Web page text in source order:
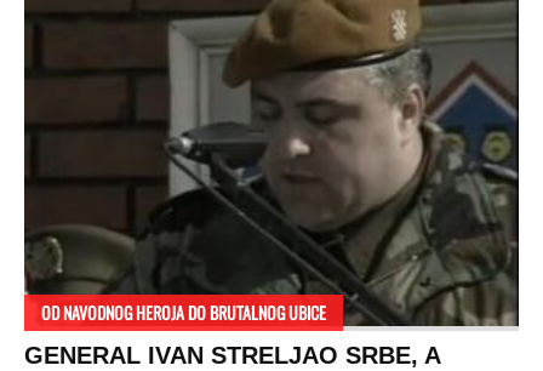
OD NAVODNOG HEROJA DO BRUTALNOG UBICE
GENERAL IVAN STRELJAO SRBE, A